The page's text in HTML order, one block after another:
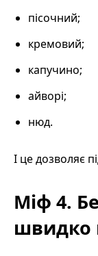
пісочний;
кремовий;
капучино;
айворі;
нюд.
І це дозволяє
Міф 4.
швидко